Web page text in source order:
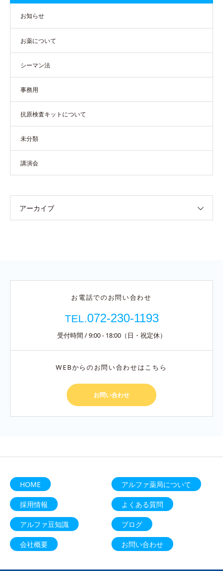
お知らせ
お薬について
シーマン法
事務用
抗原検査キットについて
未分類
講演会
アーカイブ
お電話でのお問い合わせ
TEL. 072-230-1193
受付時間 / 9:00 - 18:00（日・祝定休）
WEBからのお問い合わせはこちら
お問い合わせ
HOME アルファ薬局について
採用情報 よくある質問
アルファ豆知識 ブログ
会社概要 お問い合わせ